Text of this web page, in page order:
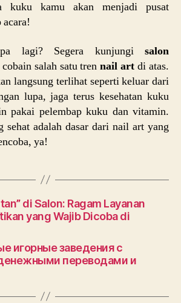
kuku kamu akan menjadi pusat
lagi? Segera kunjungi salon
salah satu trennail art di atas.
langsung terlihat seperti keluar dari
lupa, jaga terus kesehatan kuku
pakai pelembap kuku dan vitamin.
sehat adalah dasar dari nail art yang
ya!
di Salon: Ragam Layanan
yang Wajib Dicoba di
игорные заведения с
переводами и